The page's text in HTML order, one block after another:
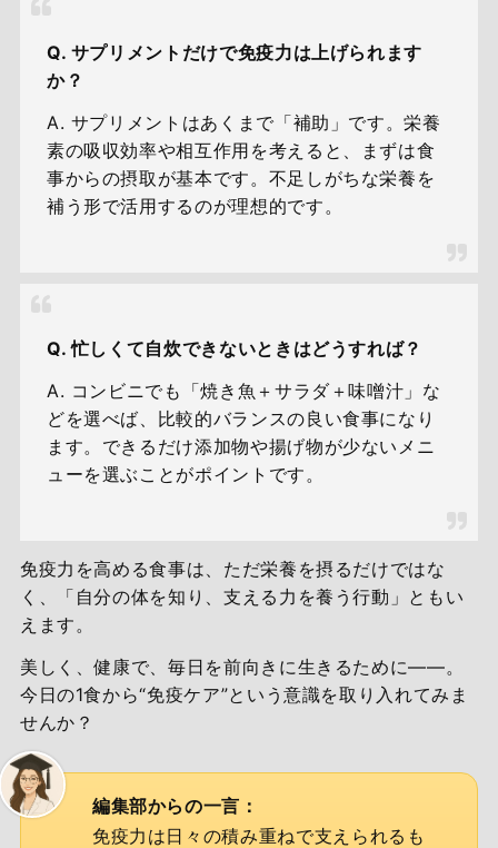
Q. サプリメントだけで免疫力は上げられます
か？
A. サプリメントはあくまで「補助」です。栄養
素の吸収効率や相互作用を考えると、まずは食
事からの摂取が基本です。不足しがちな栄養を
補う形で活用するのが理想的です。
Q. 忙しくて自炊できないときはどうすれば？
A. コンビニでも「焼き魚＋サラダ＋味噌汁」な
どを選べば、比較的バランスの良い食事になり
ます。できるだけ添加物や揚げ物が少ないメニ
ューを選ぶことがポイントです。
免疫力を高める食事は、ただ栄養を摂るだけではな
く、「自分の体を知り、支える力を養う行動」ともい
えます。
美しく、健康で、毎日を前向きに生きるために——。
今日の1食から“免疫ケア”という意識を取り入れてみま
せんか？
編集部からの一言：
免疫力は日々の積み重ねで支えられるも